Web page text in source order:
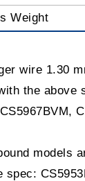
Weight
wire 1.30
the above
models
spec: